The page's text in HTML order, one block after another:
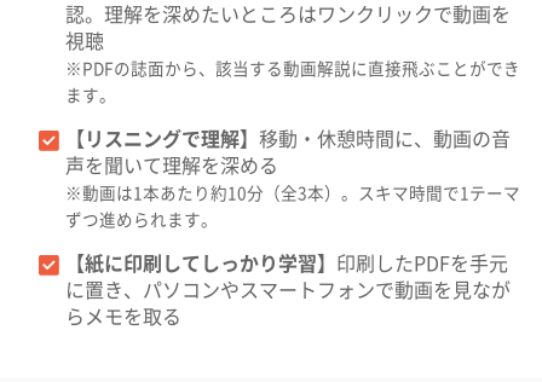
認。理解を深めたいところはワンクリックで動画を
視聴
※PDFの誌面から、該当する動画解説に直接飛ぶことができ
ます。
【リスニングで理解】 移動・休憩時間に、動画の音
声を聞いて理解を深める
※動画は1本あたり約10分（全3本）。スキマ時間で1テーマ
ずつ進められます。
【紙に印刷してしっかり学習】
印刷したPDFを手元
に置き、パソコンやスマートフォンで動画を見なが
らメモを取る